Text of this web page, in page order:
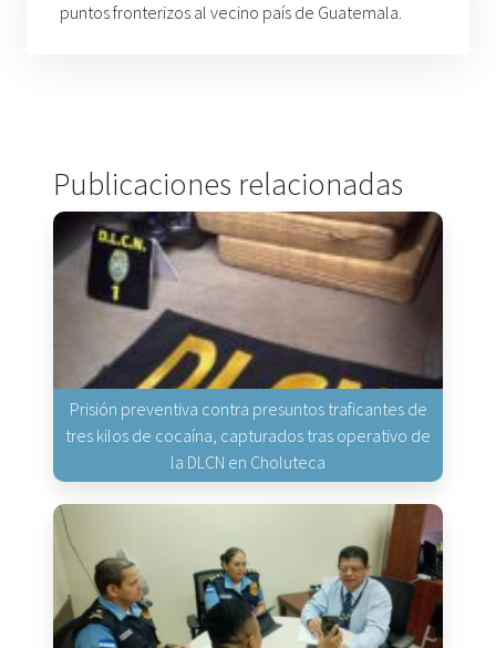
puntos fronterizos al vecino país de Guatemala.
Publicaciones relacionadas
Prisión preventiva contra presuntos traficantes de
tres kilos de cocaína, capturados tras operativo de
la DLCN en Choluteca